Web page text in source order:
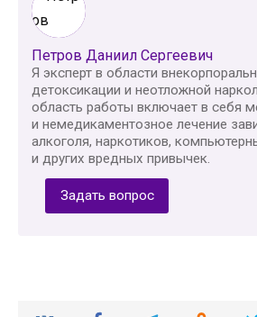
Петров Даниил Сергеевич
Я эксперт в области
детоксикации и неотложной
область работы включает в себя
и немедикаментозное лечение
алкоголя, наркотиков,
и других вредных привычек.
Задать вопрос